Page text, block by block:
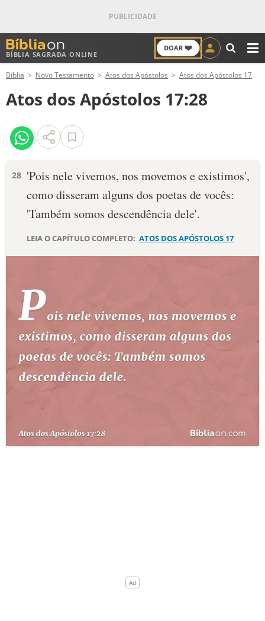
BÍBLIA SAGRADA ONLINE
DOAR ❤️
ANTIGO TESTAMENTO
NOVO TESTAMENTO
VERSÍCULOS
PALAVRA DO DIA
DEVOCIONAL DIÁRIO
10 MANDAMENTOS
ESTUDOS BÍBLICOS
ESBOÇOS DE PREGAÇÃO
TEMAS
TERMO BÍBLICO JOGOS
Bíblia Novo Testamento Atos dos Apóstolos Atos dos Apóstolos 17
Atos dos Apóstolos 17:28
28 'Pois nele vivemos, nos movemos e existimos',
como disseram alguns dos poetas de vocês:
'Também somos descendência dele'.
LEIA O CAPÍTULO COMPLETO: ATOS DOS APÓSTOLOS 17